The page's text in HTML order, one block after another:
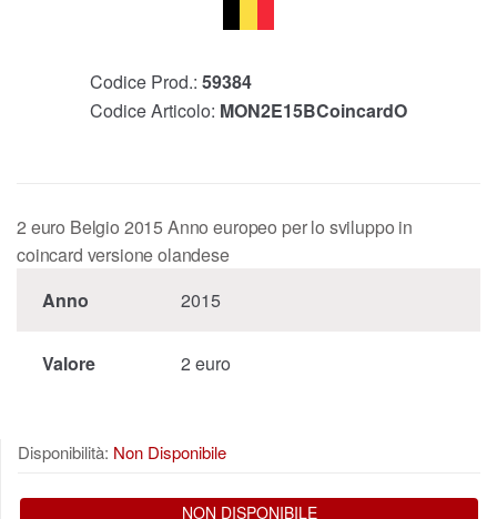
Codice Prod.: 59384
Codice Articolo: MON2E15BCoincardO
2 euro Belgio 2015 Anno europeo per lo sviluppo in
coincard versione olandese
Anno
2015
Valore 2 euro
Disponibilità: Non Disponibile
NON DISPONIBILE